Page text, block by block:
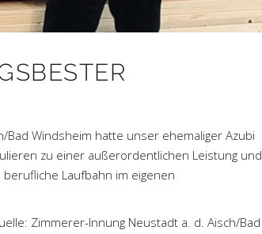
Windsheim hatte unser ehemaliger Azubi
zu einer außerordentlichen Leistung und
Laufbahn im eigenen
Zimmerer-Innung Neustadt a. d. Aisch/Bad